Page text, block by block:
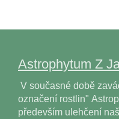
Astrophytum Z
V současné době
označení rostlin"
především ulehčení